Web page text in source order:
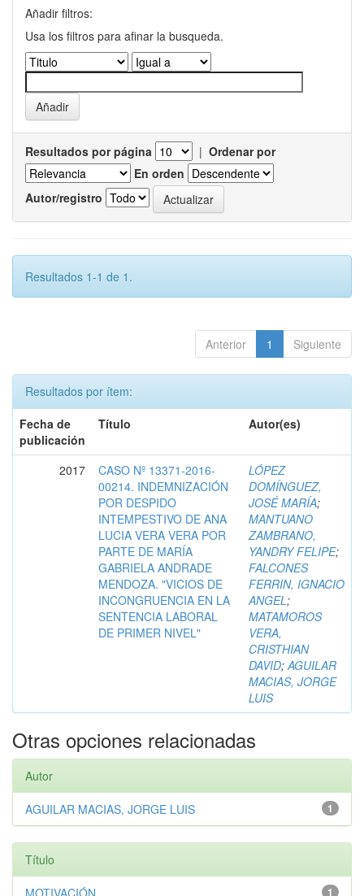
Añadir filtros:
Usa los filtros para afinar la busqueda.
Resultados por página | Ordenar por
En orden
Autor/registro
Resultados 1-1 de 1.
Anterior 1 Siguiente
Resultados por ítem:
Fecha de
publicación
Título Autor(es)
2017
CASO Nº 13371-2016-
00214. INDEMNIZACIÓN
POR DESPIDO
INTEMPESTIVO DE ANA
LUCIA VERA VERA POR
PARTE DE MARÍA
GABRIELA ANDRADE
MENDOZA. "VICIOS DE
INCONGRUENCIA EN LA
SENTENCIA LABORAL
DE PRIMER NIVEL"
LÓPEZ
DOMÍNGUEZ,
JOSÉ MARÍA;
MANTUANO
ZAMBRANO,
YANDRY FELIPE;
FALCONES
FERRIN, IGNACIO
ANGEL;
MATAMOROS
VERA,
CRISTHIAN
DAVID;AGUILAR
MACIAS, JORGE
LUIS
Otras opciones relacionadas
Autor
1
AGUILAR MACIAS, JORGE LUIS
Título
1
MOTIVACIÓN